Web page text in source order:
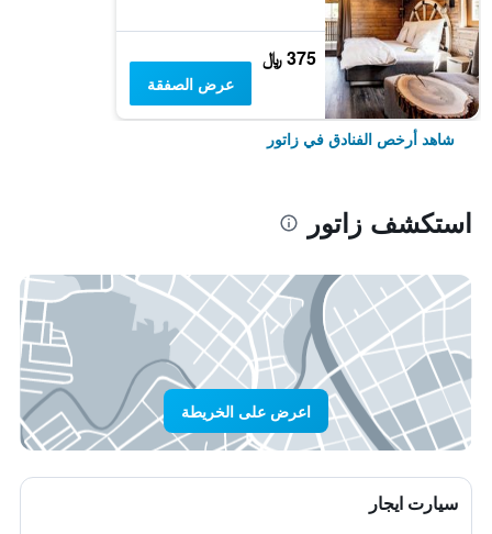
375 ﷼
عرض الصفقة
شاهد أرخص الفنادق في زاتور
استكشف زاتور
اعرض على الخريطة
سيارت ايجار